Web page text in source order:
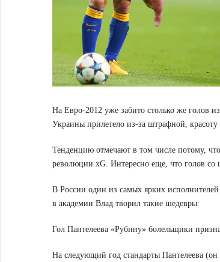
На Евро-2012 уже забито столько же голов
Украины прилетело из-за штрафной,
Тенденцию отмечают в том числе потому,
революции xG. Интересно еще, что голов
В России один из самых ярких
в академии Влад творил такие шедевры:
Гол Пантелеева «Рубину» болельщики
На следующий год стандарты Пантелеева